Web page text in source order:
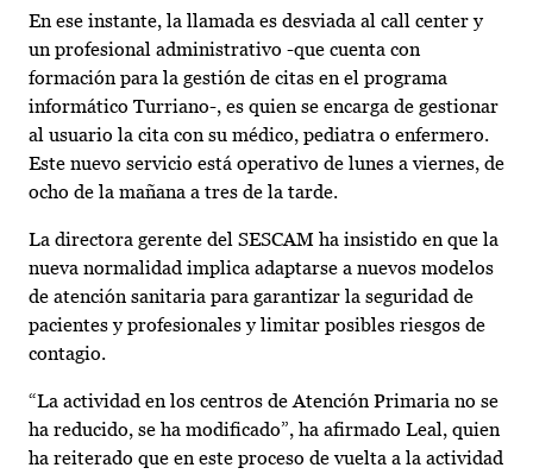
En ese instante, la llamada es desviada al call center y
un profesional administrativo -que cuenta con
formación para la gestión de citas en el programa
informático Turriano-, es quien se encarga de gestionar
al usuario la cita con su médico, pediatra o enfermero.
Este nuevo servicio está operativo de lunes a viernes, de
ocho de la mañana a tres de la tarde.
La directora gerente del SESCAM ha insistido en que la
nueva normalidad implica adaptarse a nuevos modelos
de atención sanitaria para garantizar la seguridad de
pacientes y profesionales y limitar posibles riesgos de
contagio.
“La actividad en los centros de Atención Primaria no se
ha reducido, se ha modificado”, ha afirmado Leal, quien
ha reiterado que en este proceso de vuelta a la actividad